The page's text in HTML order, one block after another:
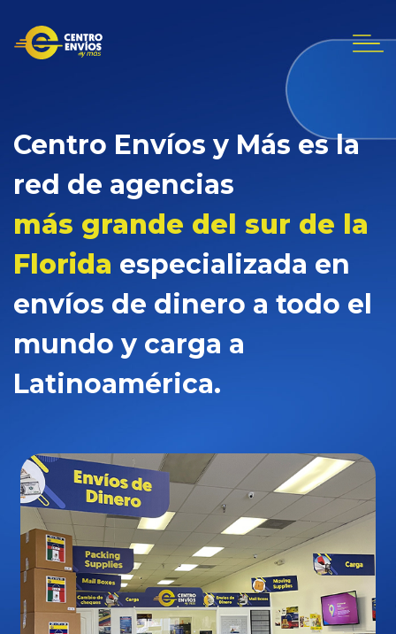
Centro Envíos y Más es la
red de agencias
más grande del sur de la
Florida especializada en
envíos de dinero a todo el
mundo y carga a
Latinoamérica.